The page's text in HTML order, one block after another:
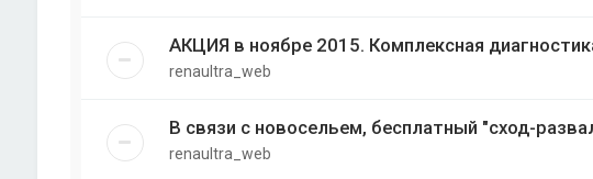
АКЦИЯ в ноябре 2015. Комплексная
renaultra_web
В связи с новосельем, бесплатный "сход-
renaultra_web